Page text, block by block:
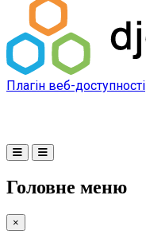
Плагін веб-доступності
Головне меню
×